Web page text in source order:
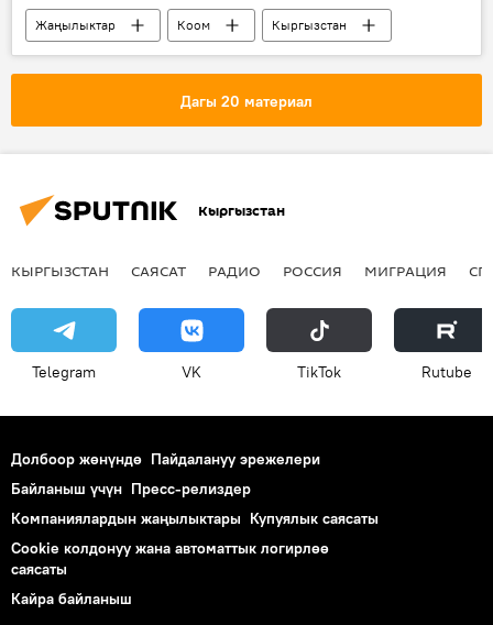
Жаңылыктар Коом
Кыргызстан
Экономика
карыз
тейлөө
Дагы 20 материал
Кыргызстан
КЫРГЫЗСТАН САЯСАТ РАДИО РОССИЯ МИГРАЦИЯ
Telegram VK ТikТоk Rutube
Долбоор жөнүндө Пайдалануу эрежелери
Байланыш үчүн Пресс-релиздер
Компаниялардын жаңылыктары Купуялык саясаты
Cookie колдонуу жана автоматтык логирлөө
саясаты
Кайра байланыш